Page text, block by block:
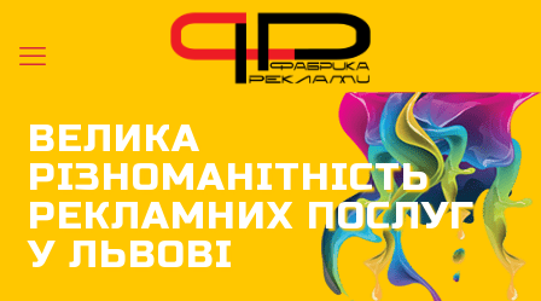
ВЕЛИКА
РІЗНОМАНІТНІСТЬ
РЕКЛАМНИХ ПОСЛУГ
У ЛЬВОВІ